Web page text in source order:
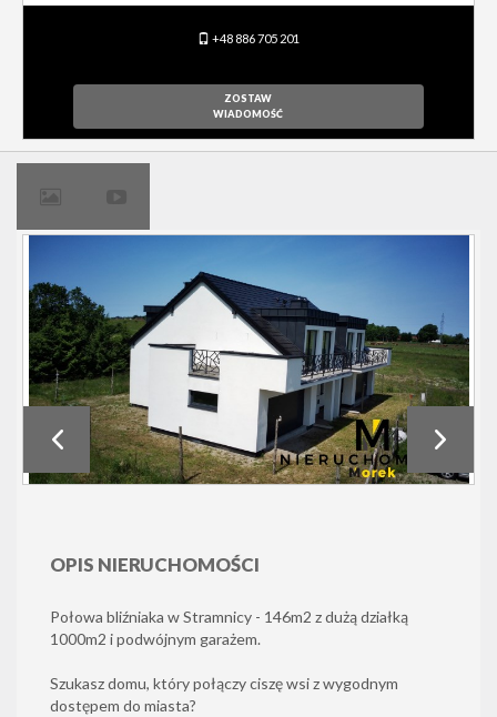
+48 886 705 201
ZOSTAW
WIADOMOŚĆ
OPIS NIERUCHOMOŚCI
Połowa bliźniaka w Stramnicy - 146m2 z dużą działką
1000m2 i podwójnym garażem.
Szukasz domu, który połączy ciszę wsi z wygodnym
dostępem do miasta?